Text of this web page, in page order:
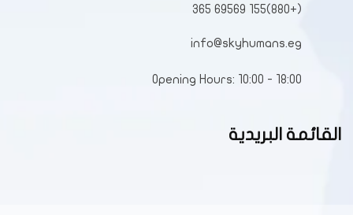
(+880)155 69569 365
info@skyhumans.eg
Opening Hours: 10:00 - 18:00
القائمة البريدية